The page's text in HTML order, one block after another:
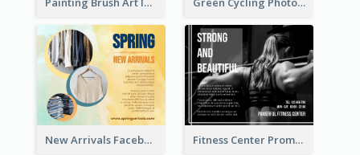
New Arrivals Facebook Post With Photos Of Products Fitness Center Promotional Facebook Post With Details